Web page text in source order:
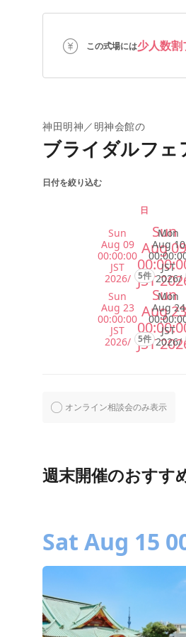
この式場には少人数割
神田明神／明神会館の
ブライダルフェ
日付を絞り込む
日
Sun
Aug 09
00:00:00
JST
2026/
Sun
Aug 09
JST
5件
Mon
Aug 10
JST
2026/
Sun
Aug 23
00:00:00
JST
2026/
Sun
Aug 23
JST
5件
Mon
Aug 24
JST
2026/
オンライン相談会のみ表示
週末開催のおすす
Sat Aug 15